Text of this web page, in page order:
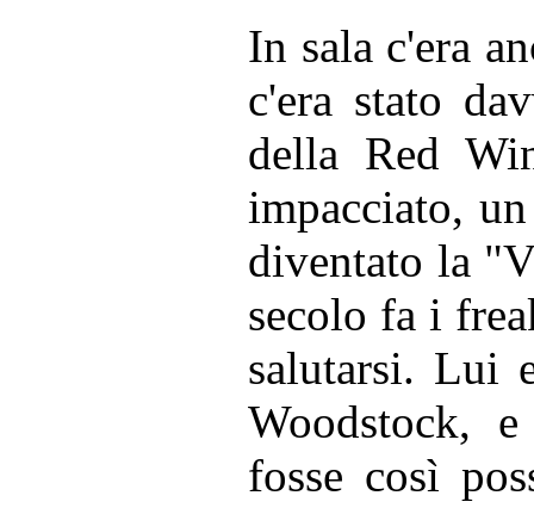
In sala c'era
c'era stato
della Red
impacciato,
diventato la
secolo fa i
salutarsi. Lui
Woodstock,
fosse così